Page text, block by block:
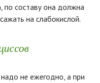
по составу она должна
на слабокислой.
не ежегодно, а при